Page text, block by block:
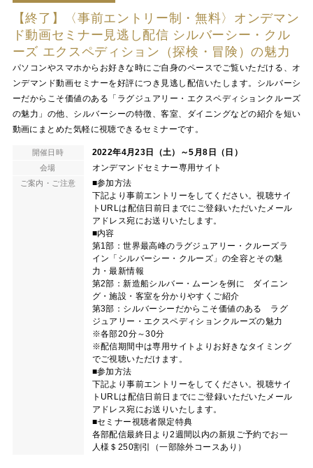
【終了】〈事前エントリー制・無料〉オンデマン
ド動画セミナー見逃し配信 シルバーシー・クル
ーズ エクスペディション（探検・冒険）の魅力
パソコンやスマホからお好きな時にご自身のペースでご覧いただける、オ
ンデマンド動画セミナーを好評につき見逃し配信いたします。シルバーシ
ーだからこそ価値のある「ラグジュアリー・エクスペディションクルーズ
の魅力」の他、シルバーシーの特徴、客室、ダイニングなどの紹介を短い
動画にまとめた気軽に視聴できるセミナーです。
開催日時 2022年4月23日（土）～5月8日（日）
会場 オンデマンドセミナー専用サイト
ご案内・ご注意
■参加方法
下記より事前エントリーをしてください。視聴サイ
トURLは配信日前日までにご登録いただいたメール
アドレス宛にお送りいたします。
■内容
第1部：世界最高峰のラグジュアリー・クルーズラ
イン「シルバーシー・クルーズ」の全容とその魅
力・最新情報
第2部：新造船シルバー・ムーンを例に ダイニン
グ・施設・客室を分かりやすくご紹介
第3部：シルバーシーだからこそ価値のある ラグ
ジュアリー・エクスペディションクルーズの魅力
※各部20分～30分
※配信期間中は専用サイトよりお好きなタイミング
でご視聴いただけます。
■参加方法
下記より事前エントリーをしてください。視聴サイ
トURLは配信日前日までにご登録いただいたメール
アドレス宛にお送りいたします。
■セミナー視聴者限定特典
各部配信最終日より2週間以内の新規ご予約でお一
人様＄250割引（一部除外コースあり）